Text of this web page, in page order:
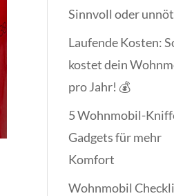
Sinnvoll oder
Laufende Kosten:
kostet dein
pro Jahr! 💰
5 Wohnmobil-
Gadgets für mehr
Komfort
Wohnmobil